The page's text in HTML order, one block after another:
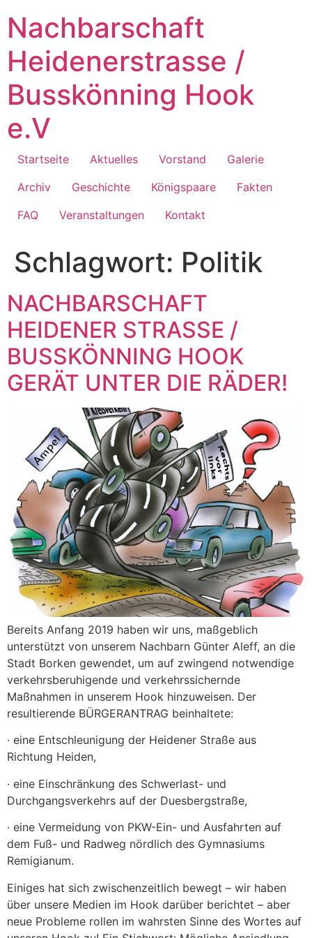
Inhalt
springen
Nachbarschaft
Heidenerstrasse /
Busskönning Hook
e.V
Startseite Aktuelles Vorstand
Galerie
Archiv
Geschichte Königspaare
Fakten
FAQ
Veranstaltungen Kontakt
Schlagwort: Politik
NACHBARSCHAFT
HEIDENER STRASSE /
BUSSKÖNNING HOOK
GERÄT UNTER DIE RÄDER!
Bereits Anfang 2019 haben wir uns, maßgeblich
unterstützt von unserem Nachbarn Günter Aleff, an die
Stadt Borken gewendet, um auf zwingend notwendige
verkehrsberuhigende und verkehrssichernde
Maßnahmen in unserem Hook hinzuweisen. Der
resultierende BÜRGERANTRAG beinhaltete:
· eine Entschleunigung der Heidener Straße aus
Richtung Heiden,
· eine Einschränkung des Schwerlast- und
Durchgangsverkehrs auf der Duesbergstraße,
· eine Vermeidung von PKW-Ein- und Ausfahrten auf
dem Fuß- und Radweg nördlich des Gymnasiums
Remigianum.
Einiges hat sich zwischenzeitlich bewegt – wir haben
über unsere Medien im Hook darüber berichtet – aber
neue Probleme rollen im wahrsten Sinne des Wortes auf